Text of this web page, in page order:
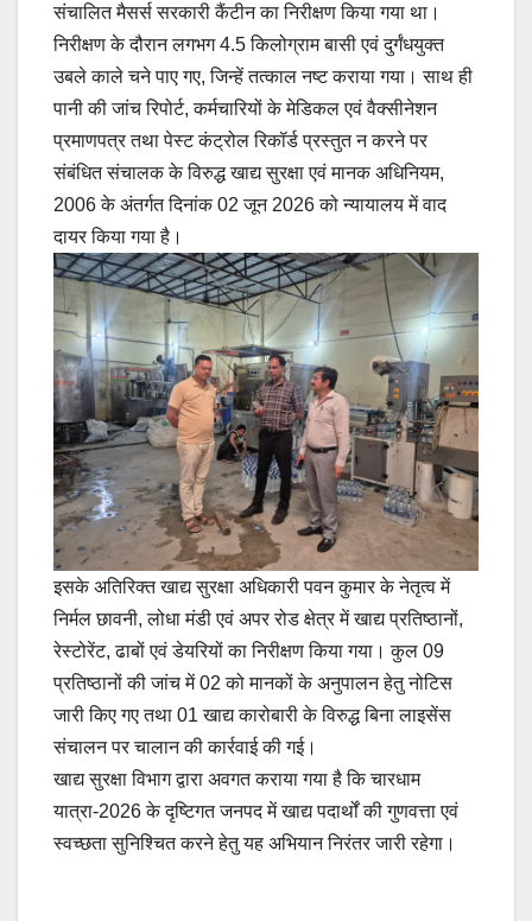
संचालित मैसर्स सरकारी कैंटीन का निरीक्षण किया गया था।
निरीक्षण के दौरान लगभग 4.5 किलोग्राम बासी एवं दुर्गंधयुक्त
उबले काले चने पाए गए, जिन्हें तत्काल नष्ट कराया गया। साथ ही
पानी की जांच रिपोर्ट, कर्मचारियों के मेडिकल एवं वैक्सीनेशन
प्रमाणपत्र तथा पेस्ट कंट्रोल रिकॉर्ड प्रस्तुत न करने पर
संबंधित संचालक के विरुद्ध खाद्य सुरक्षा एवं मानक अधिनियम,
2006 के अंतर्गत दिनांक 02 जून 2026 को न्यायालय में वाद
दायर किया गया है।
इसके अतिरिक्त खाद्य सुरक्षा अधिकारी पवन कुमार के नेतृत्व में
निर्मल छावनी, लोधा मंडी एवं अपर रोड क्षेत्र में खाद्य प्रतिष्ठानों,
रेस्टोरेंट, ढाबों एवं डेयरियों का निरीक्षण किया गया। कुल 09
प्रतिष्ठानों की जांच में 02 को मानकों के अनुपालन हेतु नोटिस
जारी किए गए तथा 01 खाद्य कारोबारी के विरुद्ध बिना लाइसेंस
संचालन पर चालान की कार्रवाई की गई।
खाद्य सुरक्षा विभाग द्वारा अवगत कराया गया है कि चारधाम
यात्रा-2026 के दृष्टिगत जनपद में खाद्य पदार्थों की गुणवत्ता एवं
स्वच्छता सुनिश्चित करने हेतु यह अभियान निरंतर जारी रहेगा।